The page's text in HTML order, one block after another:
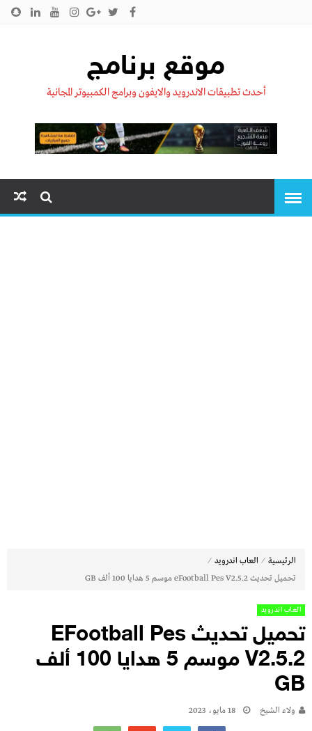
موقع برنامج
أحدث تطبيقات الاندرويد والايفون وبرامج الكمبيوتر المجانية
الرئيسية ⁄ العاب اندرويد ⁄
تحميل تحديث eFootball Pes V2.5.2 موسم 5 هدايا 100 ألف GB
العاب اندرويد
تحميل تحديث EFootball Pes
V2.5.2 موسم 5 هدايا 100 ألف
GB
ولاء الشيخ 18 مايو، 2023